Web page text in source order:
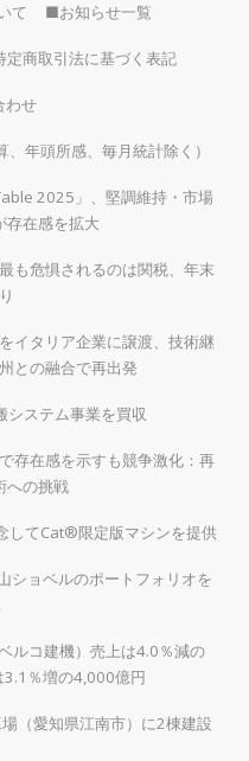
て
■お知らせ一覧
商取引法に基づく表記
わせ
年頭所感、毎月統計除く）
2025」、堅調維持・市場
存在感を拡大
も危惧されるのは関税、年末
イタリア企業に譲渡、技術継
との融合で再出発
システム事業を買収
存在感を示すも競争激化：再
への挑戦
してCat®限定版マシンを提供
ショベルのポートフォリオを
ルコ建機）売上は4.0％減の
％増の4,000億円
（愛知県江南市）に2棟建設